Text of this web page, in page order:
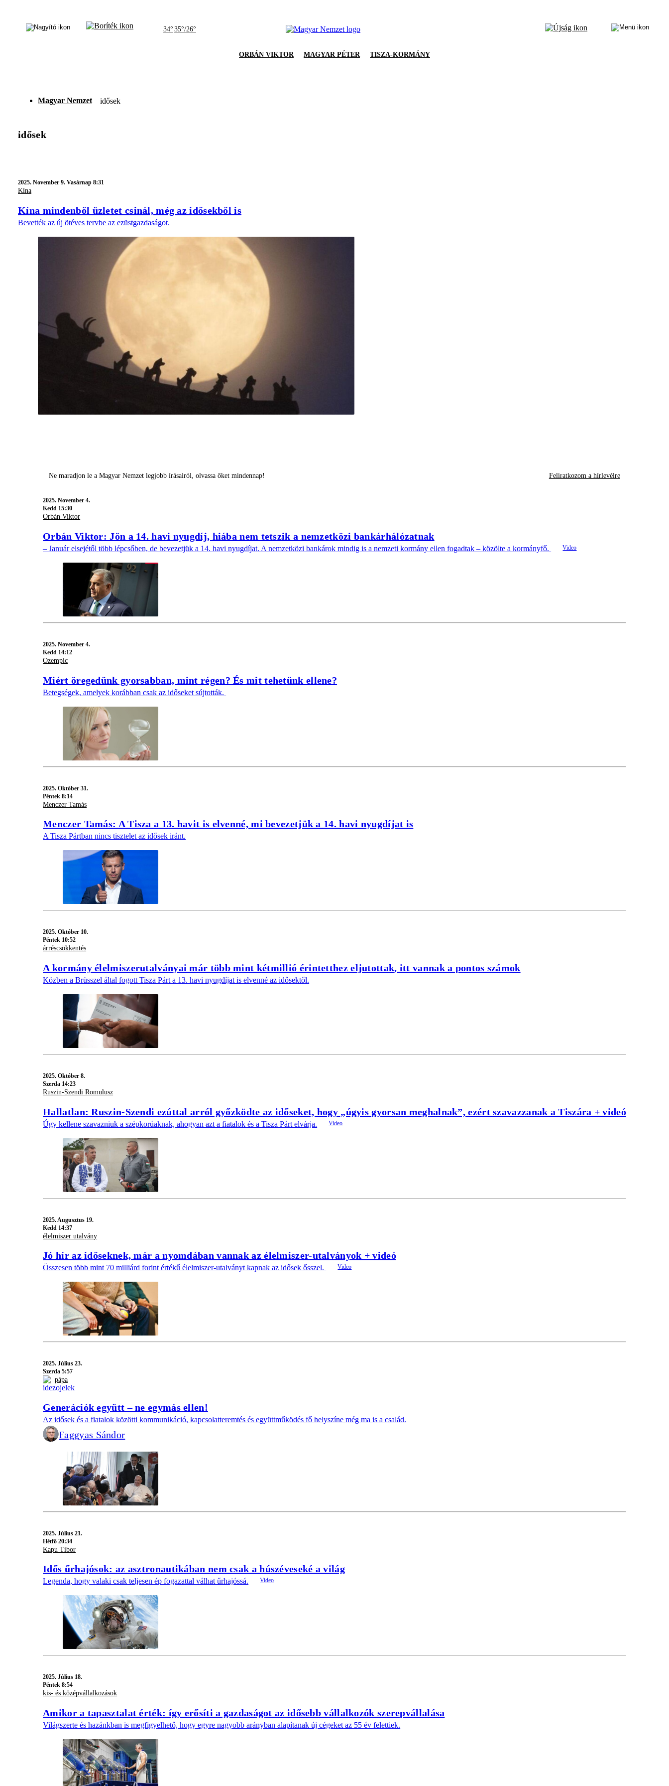
34° 35°/26°
ORBÁN VIKTOR MAGYAR PÉTER TISZA-KORMÁNY
Magyar Nemzet idősek
idősek
2025. November 9. Vasárnap 8:31
Kína
Kína mindenből üzletet csinál, még az idősekből is
Bevették az új ötéves tervbe az ezüstgazdaságot.
Ne maradjon le a Magyar Nemzet legjobb írásairól, olvassa őket mindennap! Feliratkozom a hírlevélre
2025.November 4.
Kedd 15:30
Orbán Viktor
Orbán Viktor: Jön a 14. havi nyugdíj, hiába nem tetszik a nemzetközi bankárhálózatnak
– Január elsejétől több lépcsőben, de bevezetjük a 14. havi nyugdíjat. A nemzetközi bankárok mindig is a nemzeti kormány ellen fogadtak – közölte a kormányfő.
2025.November 4.
Kedd 14:12
Ozempic
Miért öregedünk gyorsabban, mint régen? És mit tehetünk ellene?
Betegségek, amelyek korábban csak az időseket sújtották.
2025.Október 31.
Péntek 8:14
Menczer Tamás
Menczer Tamás: A Tisza a 13. havit is elvenné, mi bevezetjük a 14. havi nyugdíjat is
A Tisza Pártban nincs tisztelet az idősek iránt.
2025.Október 10.
Péntek 10:52
árréscsökkentés
A kormány élelmiszerutalványai már több mint kétmillió érintetthez eljutottak, itt vannak a pontos számok
Közben a Brüsszel által fogott Tisza Párt a 13. havi nyugdíjat is elvenné az idősektől.
2025.Október 8.
Szerda 14:23
Ruszin-Szendi Romulusz
Hallatlan: Ruszin‑Szendi ezúttal arról győzködte az időseket, hogy „úgyis gyorsan meghalnak”, ezért szavazzanak a Tiszára + videó
Úgy kellene szavazniuk a szépkorúaknak, ahogyan azt a fiatalok és a Tisza Párt elvárja.
2025. Augusztus 19.
Kedd 14:37
élelmiszer utalvány
Jó hír az időseknek, már a nyomdában vannak az élelmiszer-utalványok + videó
Összesen több mint 70 milliárd forint értékű élelmiszer-utalványt kapnak az idősek ősszel.
2025.Július 23.
Szerda 5:57
pápa
Generációk együtt – ne egymás ellen!
Az idősek és a fiatalok közötti kommunikáció, kapcsolatteremtés és együttműködés fő helyszíne még ma is a család.
Faggyas Sándor
2025.Július 21.
Hétfő 20:34
Kapu Tibor
Idős űrhajósok: az asztronautikában nem csak a húszéveseké a világ
Legenda, hogy valaki csak teljesen ép fogazattal válhat űrhajóssá.
2025.Július 18.
Péntek 8:54
kis- és középvállalkozások
Amikor a tapasztalat érték: így erősíti a gazdaságot az idősebb vállalkozók szerepvállalása
Világszerte és hazánkban is megfigyelhető, hogy egyre nagyobb arányban alapítanak új cégeket az 55 év felettiek.